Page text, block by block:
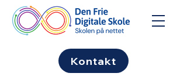
Kontakt